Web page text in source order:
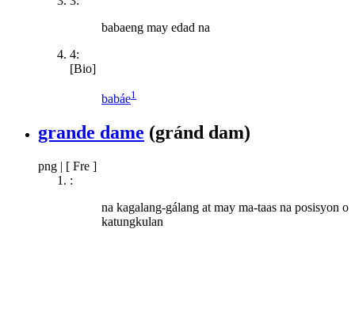
babaeng may edad na
4:
[Bio]
babáe1
grande dame (gránd dam)
png | [ Fre ]
:
na kagalang-gálang at may ma-taas na posisyon o
katungkulan